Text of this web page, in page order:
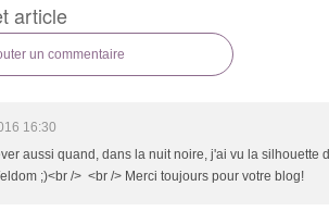
article
un commentaire
16:30
aussi quand, dans la nuit noire, j'ai vu la silhouette
;)<br /> <br /> Merci toujours pour votre blog!